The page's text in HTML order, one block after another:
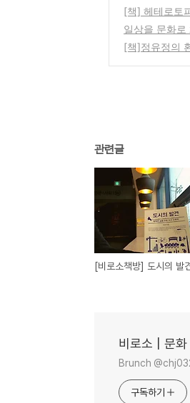
[책] 헤테로토
일상을 문화로
[책]정유정의
관련글
비로소 | 문
Brunch
구독하기